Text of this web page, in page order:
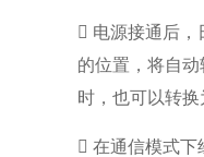
 电源接通后，
的位置，将自
时，也可以转
 在通信模式